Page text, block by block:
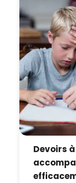
Devoirs